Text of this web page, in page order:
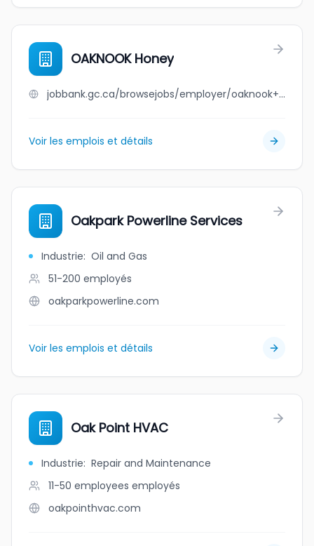
OAKNOOK Honey
jobbank.gc.ca/browsejobs/employer/oaknook+honey/ca
Voir les emplois et détails
Oakpark Powerline Services
Industrie: Oil and Gas
51-200 employés
oakparkpowerline.com
Voir les emplois et détails
Oak Point HVAC
Industrie: Repair and Maintenance
11-50 employees employés
oakpointhvac.com